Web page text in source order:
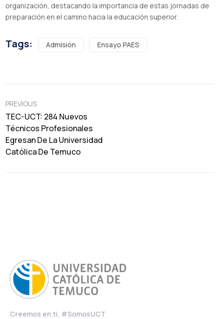
organización, destacando la importancia de estas jornadas de
preparación en el camino hacia la educación superior.
Tags: Admisión Ensayo PAES
PREVIOUS
TEC-UCT: 284 Nuevos
Técnicos Profesionales
Egresan De La Universidad
Católica De Temuco
Creemos en ti, #SomosUCT